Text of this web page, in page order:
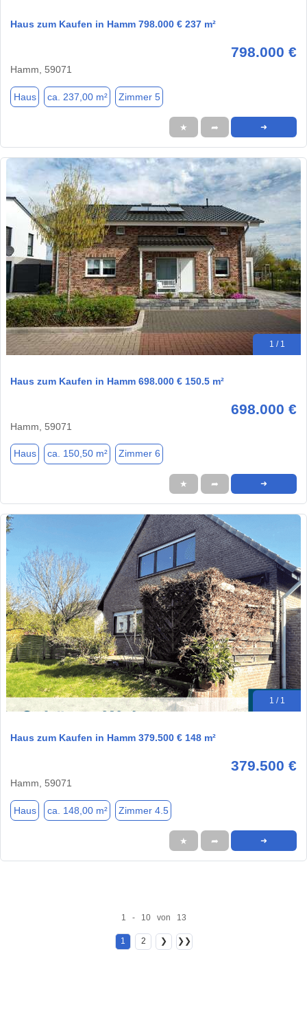
Haus zum Kaufen in Hamm 798.000 € 237 m²
798.000 €
Hamm, 59071
Haus ca. 237,00 m² Zimmer 5
★ ➦ ➜
1 / 1
Haus zum Kaufen in Hamm 698.000 € 150.5 m²
698.000 €
Hamm, 59071
Haus ca. 150,50 m² Zimmer 6
★ ➦ ➜
1 / 1
Haus zum Kaufen in Hamm 379.500 € 148 m²
379.500 €
Hamm, 59071
Haus ca. 148,00 m² Zimmer 4.5
★ ➦ ➜
1 - 10 von 13
1 2 ❯ ❯❯